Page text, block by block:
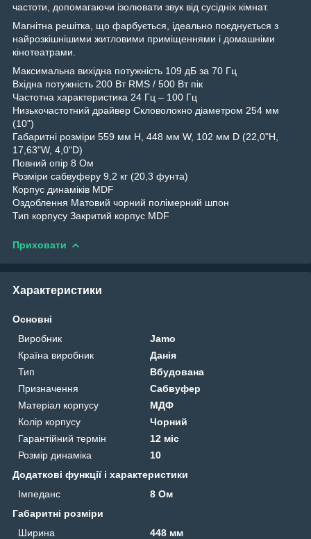
частоти, допомагаючи ізолювати звук від сусідніх кімнат.
Магнітна решітка, що фарбується, ідеально поєднується з
найрозкішнішими житловими приміщеннями і домашніми
кінотеатрами.
Максимальна вихідна потужність 109 дБ за 70 Гц
Вхідна потужність 200 Вт RMS / 500 Вт пік
Частотна характеристика 24 Гц – 100 Гц
Низькочастотний драйвер Скловолокно діаметром 254 мм
(10")
Габаритні розміри 559 мм H, 448 мм W, 102 мм D (22,0"H,
17,63"W, 4,0"D)
Повний опір 8 Ом
Розміри сабвуферу 9,2 кг (20,3 фунта)
Корпус динаміків MDF
Оздоблення Матовий чорний полімерний шпон
Тип корпусу Закритий корпус MDF
Приховати
Характеристики
Основні
Виробник
Jamo
Країна виробник
Данія
Тип
Вбудована
Призначення
Сабвуфер
Матеріал корпусу
МДФ
Колір корпусу
Чорний
Гарантійний термін
12 міс
Розмір динаміка
10
Додаткові функції і характеристики
Імпеданс
8 Ом
Габаритні розміри
Ширина
448 мм